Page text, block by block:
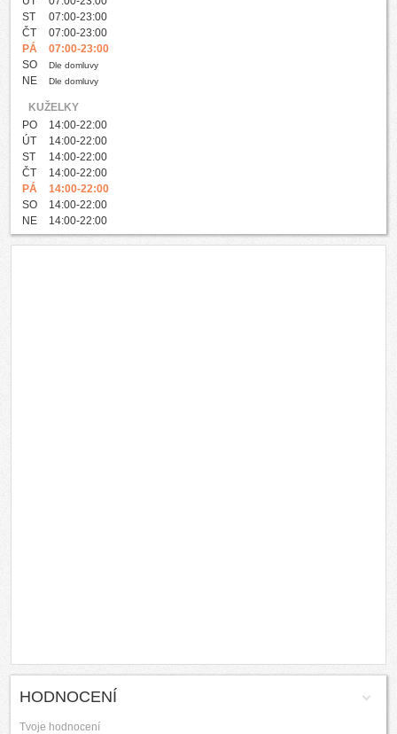
ST
07:00-23:00
ČT
07:00-23:00
PÁ
07:00-23:00
SO
Dle domluvy
NE Dle domluvy
KUŽELKY
PO
14:00-22:00
ÚT
14:00-22:00
ST
14:00-22:00
ČT
14:00-22:00
PÁ
14:00-22:00
SO
14:00-22:00
NE
14:00-22:00
HODNOCENÍ
Tvoje hodnocení